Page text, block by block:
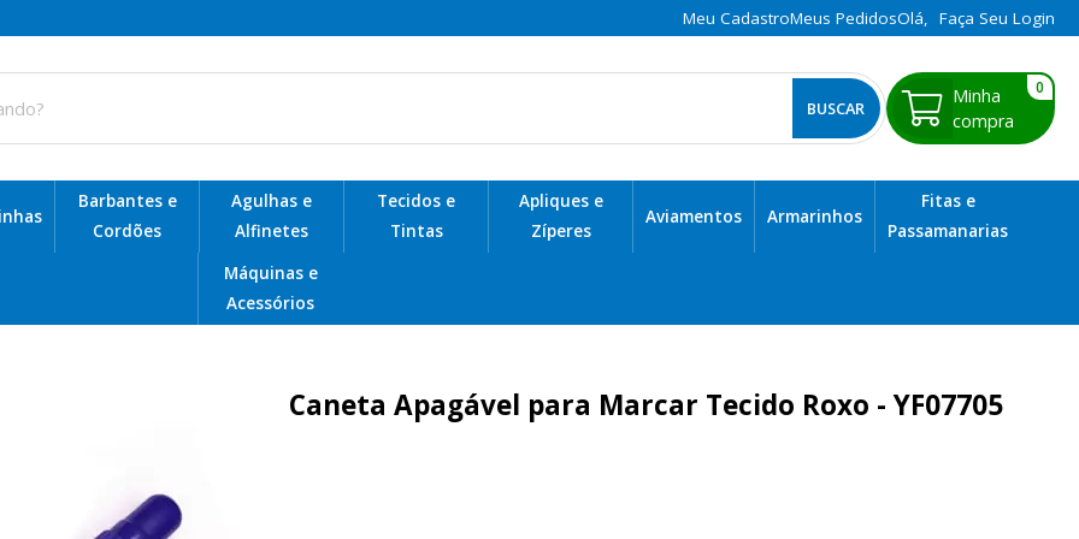
Meu CadastroMeus PedidosOlá, Faça Seu Login
BUSCAR
0
Barbantes e
Cordões
Agulhas e
Alfinetes
Tecidos e
Tintas
Apliques e
Zíperes
Aviamentos Armarinhos
Fitas e
Passamanarias
Máquinas e
Acessórios
Caneta Apagável para Marcar Tecido Roxo - YF07705